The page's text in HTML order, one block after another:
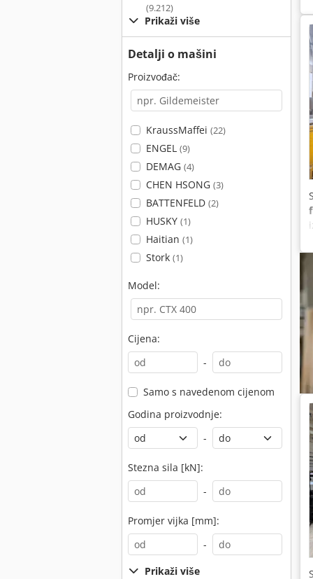
(9.212)
Prikaži više
Detalji o mašini
Proizvođač:
KraussMaffei (22)
ENGEL (9)
DEMAG (4)
CHEN HSONG (3)
BATTENFELD (2)
HUSKY (1)
Haitian (1)
Stork (1)
Model:
Cijena:
-
Samo s navedenom cijenom
Godina proizvodnje:
-
Stezna sila [kN]:
-
Promjer vijka [mm]:
-
Prikaži više